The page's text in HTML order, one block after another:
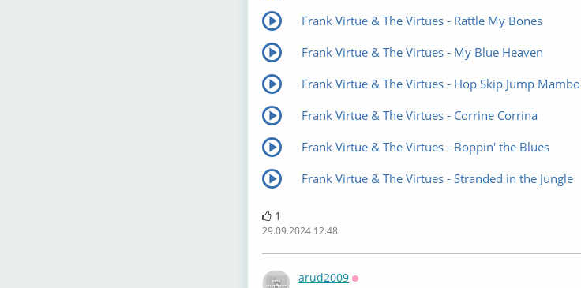
Frank Virtue & The Virtues - Rattle My Bones
Frank Virtue & The Virtues - My Blue Heaven
Frank Virtue & The Virtues - Hop Skip Jump Mambo
Frank Virtue & The Virtues - Corrine Corrina
Frank Virtue & The Virtues - Boppin' the Blues
Frank Virtue & The Virtues - Stranded in the Jungle
1
29.09.2024 12:48
arud2009